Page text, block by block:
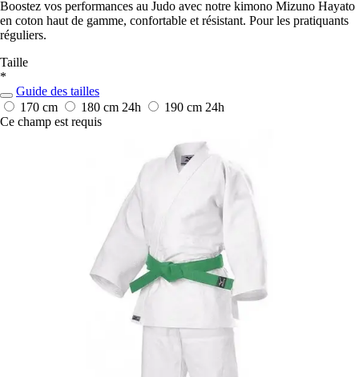
Boostez vos performances au Judo avec notre kimono Mizuno Hayato
en coton haut de gamme, confortable et résistant. Pour les pratiquants
réguliers.
Taille
*
Guide des tailles
170 cm
180 cm 24h 190 cm 24h
Ce champ est requis